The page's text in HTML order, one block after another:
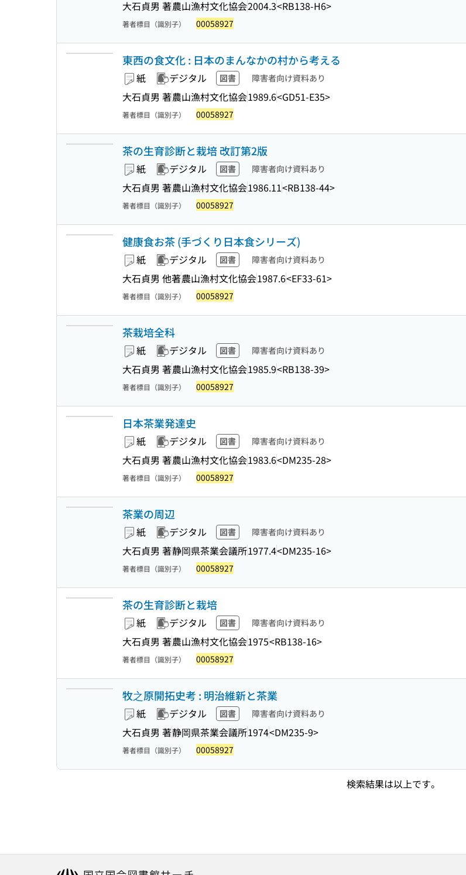
大石貞男 著農山漁村文化協会2004.3<RB138-H6>
著者標目（識別子） 00058927
東西の食文化 : 日本のまんなかの村から考える
紙 デジタル 図書 障害者向け資料あり
大石貞男 著農山漁村文化協会1989.6<GD51-E35>
著者標目（識別子） 00058927
茶の生育診断と栽培 改訂第2版
紙 デジタル 図書 障害者向け資料あり
大石貞男 著農山漁村文化協会1986.11<RB138-44>
著者標目（識別子） 00058927
健康食お茶 (手づくり日本食シリーズ)
紙 デジタル 図書 障害者向け資料あり
大石貞男 他著農山漁村文化協会1987.6<EF33-61>
著者標目（識別子） 00058927
茶栽培全科
紙 デジタル 図書 障害者向け資料あり
大石貞男 著農山漁村文化協会1985.9<RB138-39>
著者標目（識別子） 00058927
日本茶業発達史
紙 デジタル 図書 障害者向け資料あり
大石貞男 著農山漁村文化協会1983.6<DM235-28>
著者標目（識別子） 00058927
茶業の周辺
紙 デジタル 図書 障害者向け資料あり
大石貞男 著静岡県茶業会議所1977.4<DM235-16>
著者標目（識別子） 00058927
茶の生育診断と栽培
紙 デジタル 図書 障害者向け資料あり
大石貞男 著農山漁村文化協会1975<RB138-16>
著者標目（識別子） 00058927
牧之原開拓史考 : 明治維新と茶業
紙 デジタル 図書 障害者向け資料あり
大石貞男 著静岡県茶業会議所1974<DM235-9>
著者標目（識別子） 00058927
検索結果は以上です。